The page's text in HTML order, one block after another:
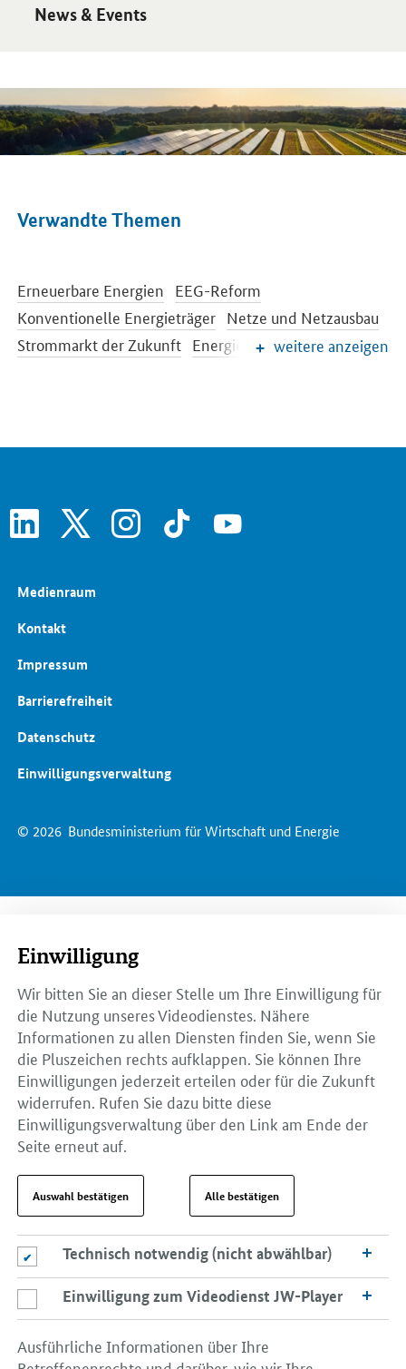
News & Events
Öffnet Einzelsicht
Verwandte Themen
Erneuerbare Energien EEG-Reform
Konventionelle Energieträger Netze und Netzausbau
Strommarkt der Zukunft Energiespeicher
Energiepreise und Transparenz für Verbraucher
weitere anzeigen
linkedin instagram tiktok youtube
© 2026 Bundesministerium für Wirtschaft und Energie
Medienraum
Kontakt
Impressum
Barrierefreiheit
Datenschutz
Einwilligungsverwaltung
Einwilligung
Wir bitten Sie an dieser Stelle um Ihre Einwilligung für
die Nutzung unseres Videodienstes. Nähere
Informationen zu allen Diensten finden Sie, wenn Sie
die Pluszeichen rechts aufklappen. Sie können Ihre
Einwilligungen jederzeit erteilen oder für die Zukunft
widerrufen. Rufen Sie dazu bitte diese
Einwilligungsverwaltung über den Link am Ende der
Seite erneut auf.
Auswahl bestätigen Alle bestätigen
Technisch notwendig (nicht abwählbar)
Technisch notwendig (nicht abwählbar)
Einwilligung zum Videodienst JW-Player
Einwilligung zum Videodienst JW-Player
Ausführliche Informationen über Ihre